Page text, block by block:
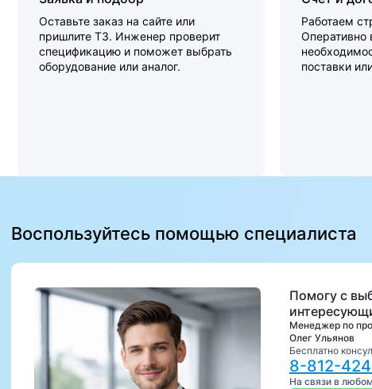
Оставьте заказ на сайте или
пришлите ТЗ. Инженер проверит
спецификацию и поможет выбрать
оборудование или аналог.
Работаем
Оперативно
поставки
Воспользуйтесь помощью специалиста
Помогу с
Менеджер по
Олег Ульянов
Бесплатно
8-812-
На связи в